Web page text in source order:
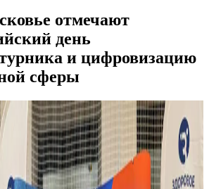
отмечают
день
и цифровизацию
сферы